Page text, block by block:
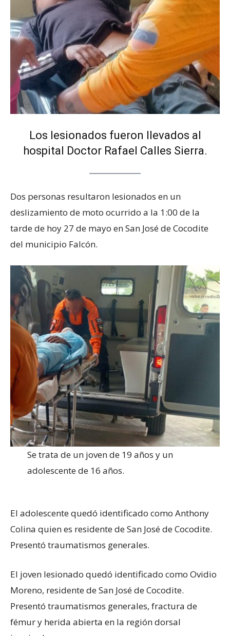
Los lesionados fueron llevados al
hospital Doctor Rafael Calles Sierra.
Dos personas resultaron lesionados en un
deslizamiento de moto ocurrido a la 1:00 de la
tarde de hoy 27 de mayo en San José de Cocodite
del municipio Falcón.
Se trata de un joven de 19 años y un
adolescente de 16 años.
El adolescente quedó identificado como Anthony
Colina quien es residente de San José de Cocodite.
Presentó traumatismos generales.
El joven lesionado quedó identificado como Ovidio
Moreno, residente de San José de Cocodite.
Presentó traumatismos generales, fractura de
fémur y herida abierta en la región dorsal